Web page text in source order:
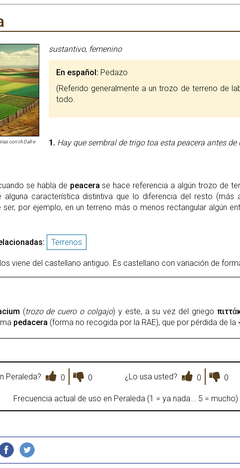
con IA Dall-e
sustantivo, femenino
En español: Pedazo
(referido generalmente a un trozo de terreno de labranza) Pedazo, parte o porción separada del
todo.
1. Hay que sembral de trigo toa esta peacera antes de
se habla de peacerase hace referencia a algún trozo de
alguna característica distintiva que lo diferencia del resto
ser, por ejemplo, en un terreno más o menos rectangular algún
Terrenos
viene del castellano antiguo. Es castellano con variación de
(trozo de cuero o colgajo) y este, a su vez del griego
pedacera (forma no recogida por la RAE), que por pérdida de la
Peraleda? 0 0 ¿Lo usa usted? 0 0
Frecuencia actual de uso en Peraleda (1 = ya nada... 5 = mucho)